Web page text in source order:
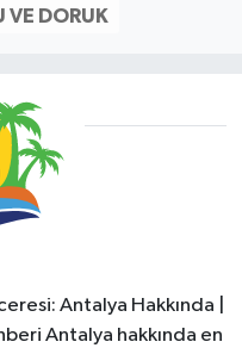
VE DORUK
Antalya Hakkında |
Antalya hakkında en